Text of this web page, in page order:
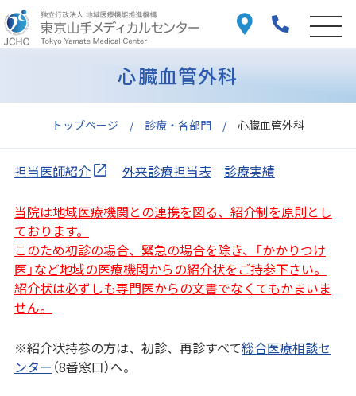
トップページ 診療・各部門 心臓血管外科
心臓血管外科
担当医師紹介 外来診療担当表 診療実績
当院は地域医療機関との連携を図る、紹介制を原則とし
ております。
このため初診の場合、緊急の場合を除き、「かかりつけ
医」など地域の医療機関からの紹介状をご持参下さい。
紹介状は必ずしも専門医からの文書でなくてもかまいま
せん。
※紹介状持参の方は、初診、再診すべて総合医療相談セ
ンター （8番窓口）へ。